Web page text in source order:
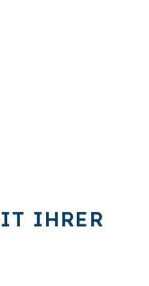
IHRER